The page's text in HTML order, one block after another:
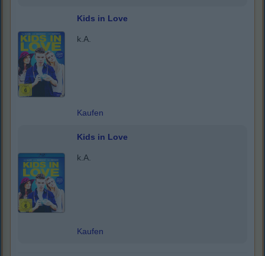
Kids in Love
k.A.
Kaufen
Kids in Love
k.A.
Kaufen